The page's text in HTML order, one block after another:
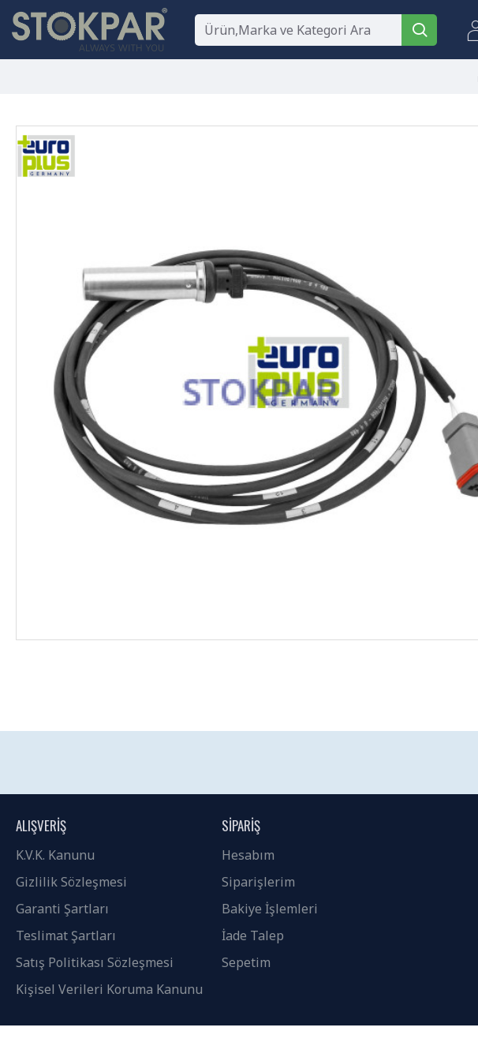
ALIŞVERİŞ
K.V.K. Kanunu
Gizlilik Sözleşmesi
Garanti Şartları
Teslimat Şartları
Satış Politikası Sözleşmesi
Kişisel Verileri Koruma Kanunu
SİPARİŞ
Hesabım
Siparişlerim
Bakiye İşlemleri
İade Talep
Sepetim